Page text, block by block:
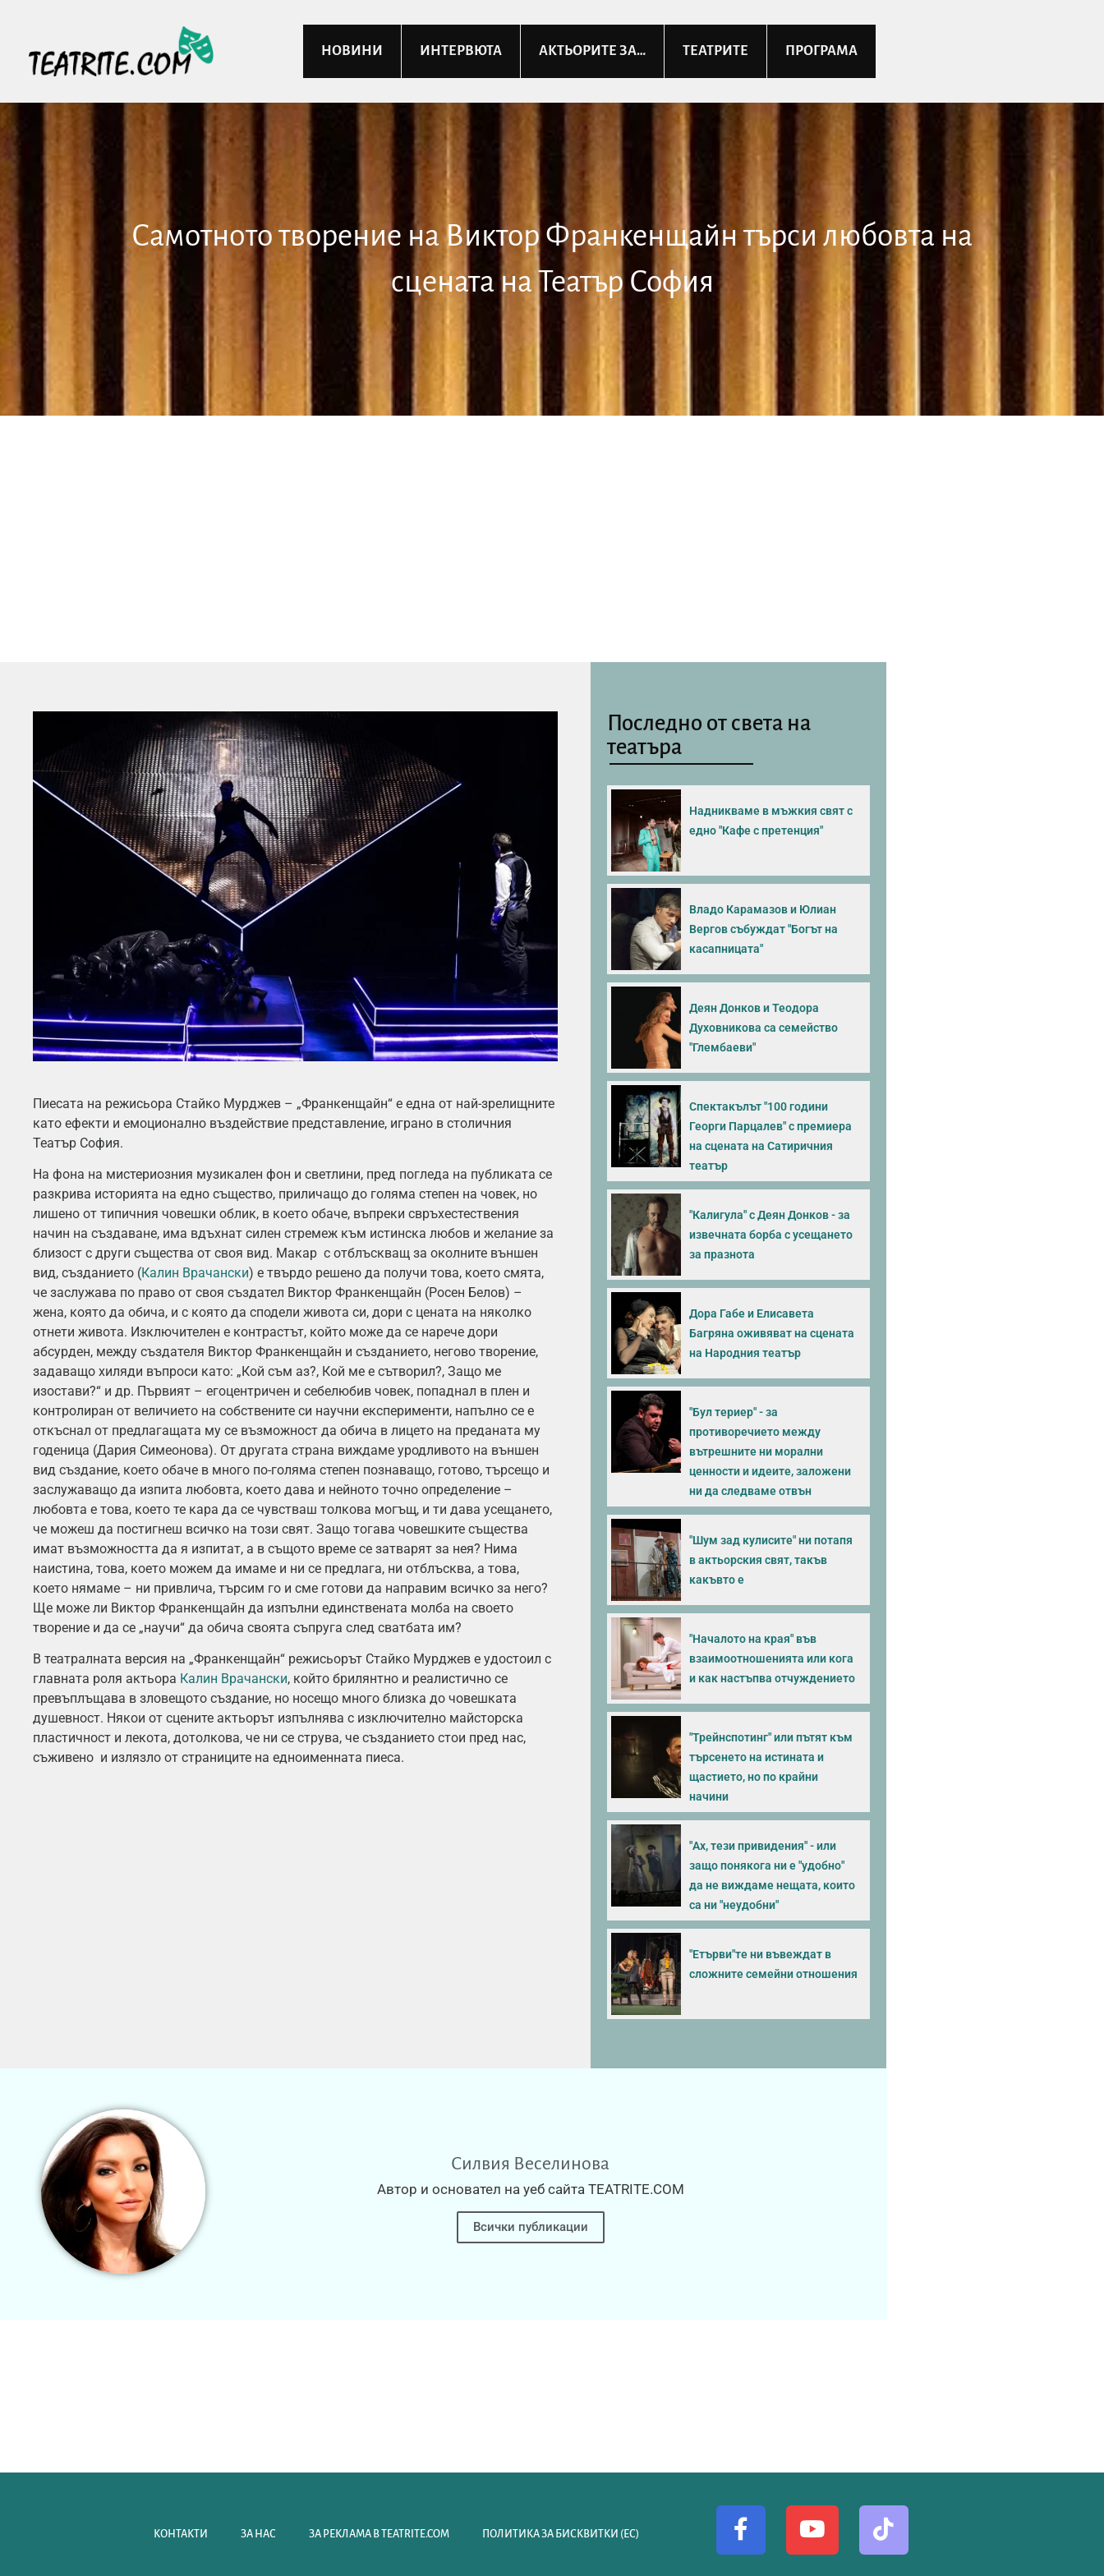
НОВИНИ ИНТЕРВЮТА АКТЬОРИТЕ ЗА… ТЕАТРИТЕ ПРОГРАМА
Самотнoто творение на Виктор Франкенщайн търси любовта на
сцената на Театър София
Пиесата на режисьора Стайко Мурджев – „Франкенщайн“ е една от най-зрелищните
като ефекти и емоционално въздействие представление, играно в столичния
Театър София.
На фона на мистериозния музикален фон и светлини, пред погледа на публиката се
разкрива историята на едно същество, приличащо до голяма степен на човек, но
лишено от типичния човешки облик, в което обаче, въпреки свръхестествения
начин на създаване, има вдъхнат силен стремеж към истинска любов и желание за
близост с други същества от своя вид. Макар с отблъскващ за околните външен
вид, създанието (Калин Врачански) е твърдо решено да получи това, което смята,
че заслужава по право от своя създател Виктор Франкенщайн (Росен Белов) –
жена, която да обича, и с която да сподели живота си, дори с цената на няколко
отнети живота. Изключителен е контрастът, който може да се нарече дори
абсурден, между създателя Виктор Франкенщайн и създанието, негово творение,
задаващо хиляди въпроси като: „Кой съм аз?, Кой ме е сътворил?, Защо ме
изостави?“ и др. Първият – егоцентричен и себелюбив човек, попаднал в плен и
контролиран от величието на собствените си научни експерименти, напълно се е
откъснал от предлагащата му се възможност да обича в лицето на преданата му
годеница (Дария Симеонова). От другата страна виждаме уродливото на външен
вид създание, което обаче в много по-голяма степен познаващо, готово, търсещо и
заслужаващо да изпита любовта, което дава и нейното точно определение –
любовта е това, което те кара да се чувстваш толкова могъщ, и ти дава усещането,
че можеш да постигнеш всичко на този свят. Защо тогава човешките същества
имат възможността да я изпитат, а в същото време се затварят за нея? Нима
наистина, това, което можем да имаме и ни се предлага, ни отблъсква, а това,
което нямаме – ни привлича, търсим го и сме готови да направим всичко за него?
Ще може ли Виктор Франкенщайн да изпълни единствената молба на своето
творение и да се „научи“ да обича своята съпруга след сватбата им?
В театралната версия на „Франкенщайн“ режисьорът Стайко Мурджев е удостоил с
главната роля актьора Калин Врачански, който брилянтно и реалистично се
превъплъщава в зловещото създание, но носещо много близка до човешката
душевност. Някои от сцените актьорът изпълнява с изключително майсторска
пластичност и лекота, дотолкова, че ни се струва, че създанието стои пред нас,
съживено и излязло от страниците на едноименната пиеса.
Последно от света на
театъра
Надникваме в мъжкия свят с
едно "Кафе с претенция"
Владо Карамазов и Юлиан
Вергов събуждат "Богът на
касапницата"
Деян Донков и Теодора
Духовникова са семейство
"Глембаеви"
Спектакълът "100 години
Георги Парцалев" с премиера
на сцената на Сатиричния
театър
"Калигула" с Деян Донков - за
извечната борба с усещането
за празнота
Дора Габе и Елисавета
Багряна оживяват на сцената
на Народния театър
"Бул териер" - за
противоречието между
вътрешните ни морални
ценности и идеите, заложени
ни да следваме отвън
"Шум зад кулисите" ни потапя
в актьорския свят, такъв
какъвто е
"Началото на края" във
взаимоотношенията или кога
и как настъпва отчуждението
"Трейнспотинг" или пътят към
търсенето на истината и
щастието, но по крайни
начини
"Ах, тези привидения" - или
защо понякога ни е "удобно"
да не виждаме нещата, които
са ни "неудобни"
"Етърви"те ни въвеждат в
сложните семейни отношения
Силвия Веселинова
Автор и основател на уеб сайта TEATRITE.COM
Всички публикации
КОНТАКТИ ЗА НАС ЗА РЕКЛАМА В TEATRITE.COM ПОЛИТИКА ЗА БИСКВИТКИ (ЕС)